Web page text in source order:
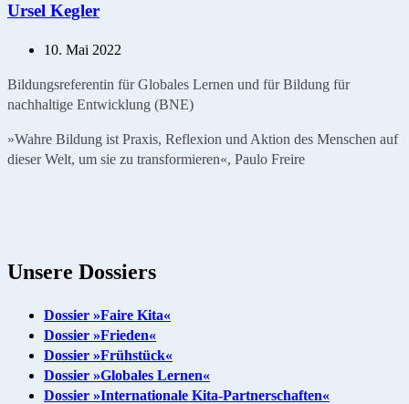
Ursel Kegler
10. Mai 2022
Bildungsreferentin für Globales Lernen und für Bildung für
nachhaltige Entwicklung (BNE)
»Wahre Bildung ist Praxis, Reflexion und Aktion des Menschen auf
dieser Welt, um sie zu transformieren«, Paulo Freire
Unsere Dossiers
Dossier »Faire Kita«
Dossier »Frieden«
Dossier »Frühstück«
Dossier »Globales Lernen«
Dossier »Internationale Kita-Partnerschaften«